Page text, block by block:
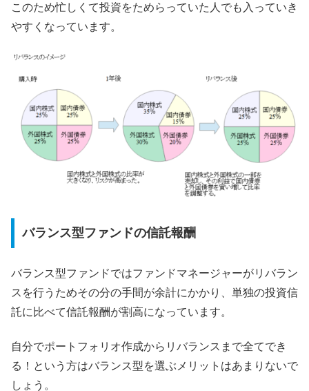
このため忙しくて投資をためらっていた人でも入っていき
やすくなっています。
バランス型ファンドの信託報酬
バランス型ファンドではファンドマネージャーがリバラン
スを行うためその分の手間が余計にかかり、単独の投資信
託に比べて信託報酬が割高になっています。
自分でポートフォリオ作成からリバランスまで全てでき
る！という方はバランス型を選ぶメリットはあまりないで
しょう。